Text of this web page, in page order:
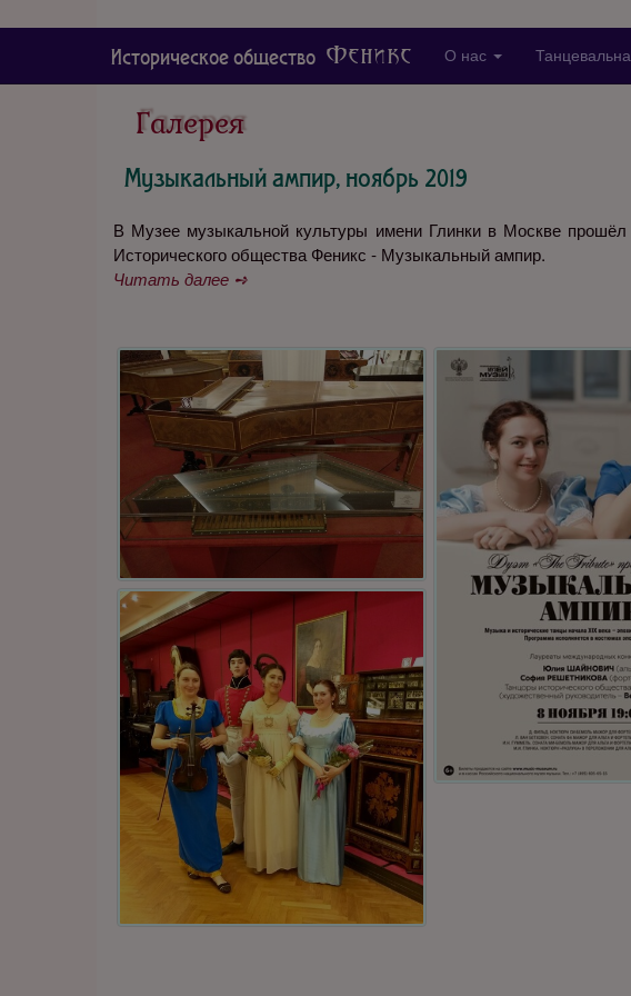
Историческое общество Феникс О нас
Галерея
Музыкальный ампир, ноябрь 2019
В Музее музыкальной культуры имени Глинки в Москве
Исторического общества Феникс - Музыкальный ампир.
Читать далее ➺